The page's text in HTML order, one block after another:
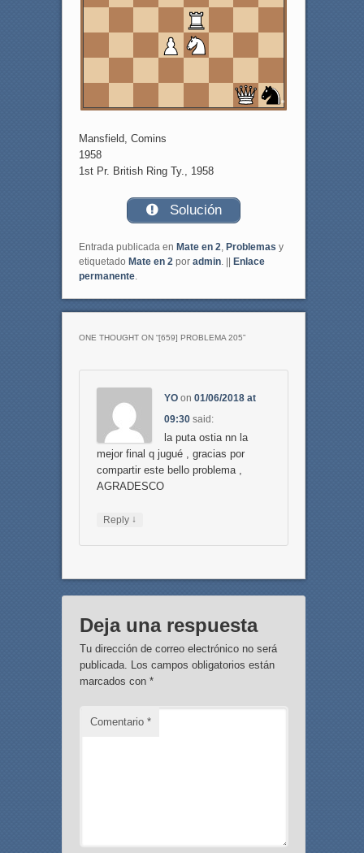
g h
Mansfield, Comins
1958
1st Pr. British Ring Ty., 1958
Solución
Entrada publicada en Mate en 2, Problemas y
etiquetado Mate en 2por admin. ||
Enlace
permanente.
ONE THOUGHT ON “[659] PROBLEMA 205”
YOon 01/06/2018 at
09:30 said:
la puta ostia nn la
mejor final q jugué , gracias por
compartir este bello problema ,
AGRADESCO
Reply ↓
Deja una respuesta
Tu dirección de correo electrónico no será
publicada. Los campos obligatorios están
marcados con *
Comentario *